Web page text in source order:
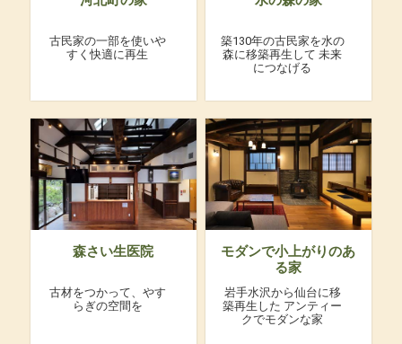
古民家の一部を使いや
すく快適に再生
築130年の古民家を水の
森に移築再生して 未来
につなげる
森さい生医院
古材をつかって、やす
らぎの空間を
モダンで小上がりのあ
る家
岩手水沢から仙台に移
築再生した アンティー
クでモダンな家